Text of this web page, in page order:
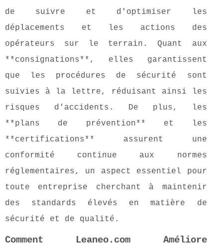
de suivre et d'optimiser les
déplacements et les actions des
opérateurs sur le terrain. Quant aux
**consignations**, elles garantissent
que les procédures de sécurité sont
suivies à la lettre, réduisant ainsi les
risques d'accidents. De plus, les
**plans de prévention** et les
**certifications** assurent une
conformité continue aux normes
réglementaires, un aspect essentiel pour
toute entreprise cherchant à maintenir
des standards élevés en matière de
sécurité et de qualité.
Comment Leaneo.com Améliore